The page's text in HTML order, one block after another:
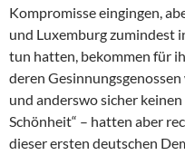
Kompromisse eingingen,
und Luxemburg zumindest
tun hatten, bekommen für
deren
und anderswo sicher
Schönheit“ – hatten aber
dieser ersten deutschen